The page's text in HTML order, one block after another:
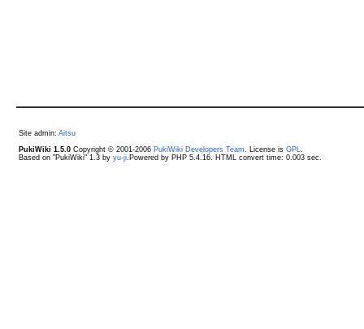
Site admin: Aitsu
PukiWiki 1.5.0Copyright © 2001-2006 PukiWiki Developers Team . License is GPL
Based on "PukiWiki" 1.3 by yu-ji.Powered by PHP 5.4.16. HTML convert time: 0.003 sec.